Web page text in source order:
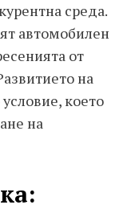
среда.
автомобилен
от
на
което
на